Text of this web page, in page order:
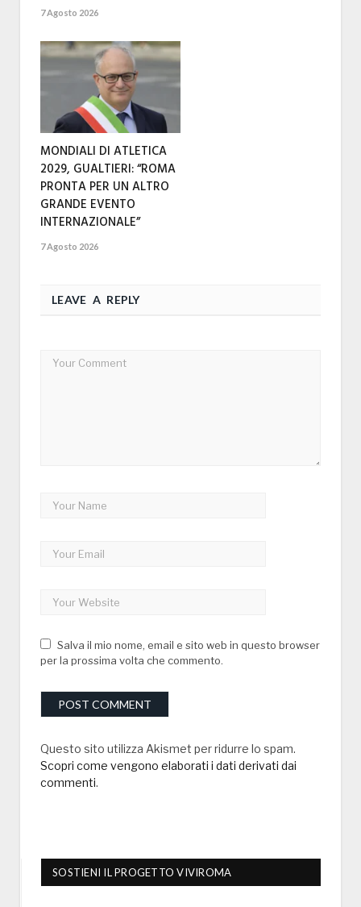
7 Agosto 2026
MONDIALI DI ATLETICA
2029, GUALTIERI: “ROMA
PRONTA PER UN ALTRO
GRANDE EVENTO
INTERNAZIONALE”
7 Agosto 2026
LEAVE A REPLY
Salva il mio nome, email e sito web in questo browser
per la prossima volta che commento.
Questo sito utilizza Akismet per ridurre lo spam.
Scopri come vengono elaborati i dati derivati dai
commenti.
SOSTIENI IL PROGETTO VIVIROMA